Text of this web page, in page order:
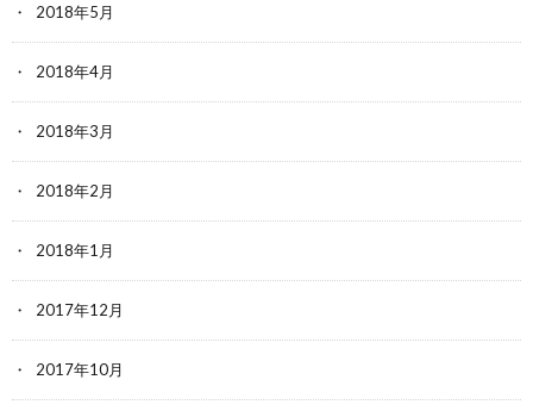
2018年5月
2018年4月
2018年3月
2018年2月
2018年1月
2017年12月
2017年10月